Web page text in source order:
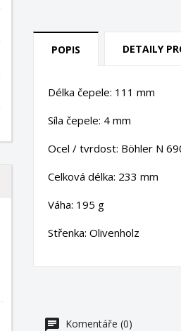
POPIS DETAILY
Délka čepele: 111 mm
Síla čepele: 4 mm
Ocel / tvrdost: Böhler N
Celková délka: 233 mm
Váha: 195 g
Střenka: Olivenholz
Komentáře (0)